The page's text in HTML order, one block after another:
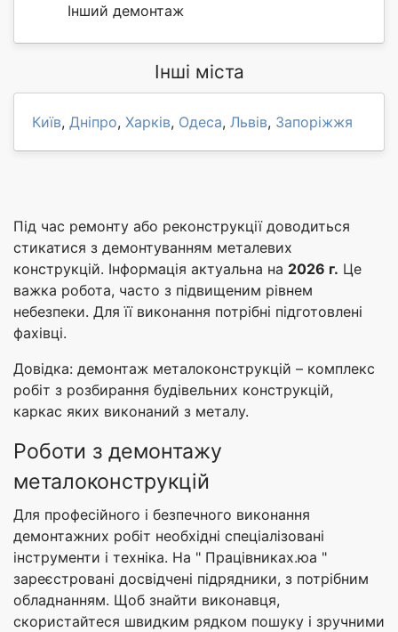
Інший демонтаж
Інші міста
Київ, Дніпро, Харків, Одеса, Львів, Запоріжжя
Під час ремонту або реконструкції доводиться
стикатися з демонтуванням металевих
конструкцій. Інформація актуальна на 2026 г. Це
важка робота, часто з підвищеним рівнем
небезпеки. Для її виконання потрібні підготовлені
фахівці.
Довідка: демонтаж металоконструкцій – комплекс
робіт з розбирання будівельних конструкцій,
каркас яких виконаний з металу.
Роботи з демонтажу
металоконструкцій
Для професійного і безпечного виконання
демонтажних робіт необхідні спеціалізовані
інструменти і техніка. На " Працівниках.юа "
зареєстровані досвідчені підрядники, з потрібним
обладнанням. Щоб знайти виконавця,
скористайтеся швидким рядком пошуку і зручними